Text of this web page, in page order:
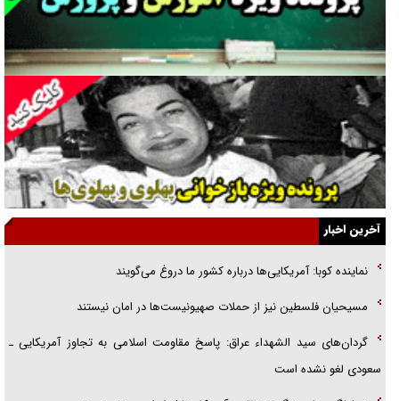
ارتقا می‌داد
راننده مست به قانون می‌خندد
همه آقای دوربینی شده‌ایم!
قصه ناتمام سرویس مدارس
آیا مقاومت فلسطین خلع‌سلاح می‌شود؟
الگوی وحدت‌آفرین در ادراک سیاست خارجی
گفتگوی دکتر اخوان مدیرمسئول روزنامه جوان با برنامه تلویزیونی «نبرد
هرمز»
امام حسین (ع) کشته سیرت‌های عصر جاهلی شد
فریاد‌ها و ناله‌های دوستان مبارزدلم را آتش می‌زد
آخرین اخبار
نماینده کوبا: آمریکایی‌ها درباره کشور ما دروغ می‌گویند
مسیحیان فلسطین نیز از حملات صهیونیست‌ها در امان نیستند
گردان‌های سید الشهداء عراق: پاسخ مقاومت اسلامی به تجاوز آمریکایی ـ
سعودی لغو نشده است